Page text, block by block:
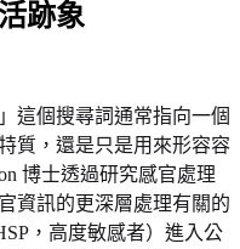
跡象
」這個搜尋詞通常指向一個
質，還是只是用來形容容
博士透過研究感官處理
資訊的更深層處理有關的
，高度敏感者）進入公